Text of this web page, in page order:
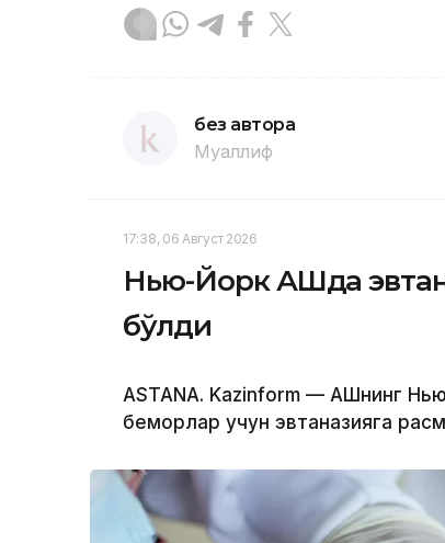
без автора
Муаллиф
17:38, 06 Август 2026
Нью-Йорк АҚШда
бўлди
ASTANA. Kazinform — АҚШнинг
беморлар учун эвтаназияга